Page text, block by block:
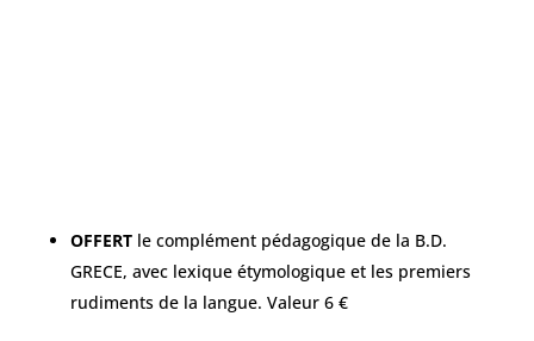
OFFERTle complément pédagogique de la B.D.
GRECE, avec lexique étymologique et les premiers
rudiments de la langue. Valeur 6 €